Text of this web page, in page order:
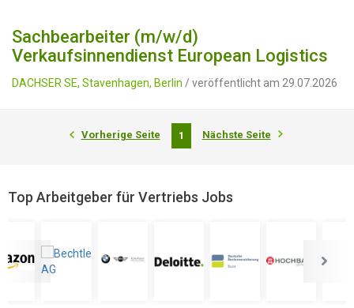
Sachbearbeiter (m/w/d)
Verkaufsinnendienst European Logistics
DACHSER SE, Stavenhagen, Berlin / veröffentlicht am 29.07.2026
Vorherige Seite 1 Nächste Seite
Top Arbeitgeber für Vertriebs Jobs